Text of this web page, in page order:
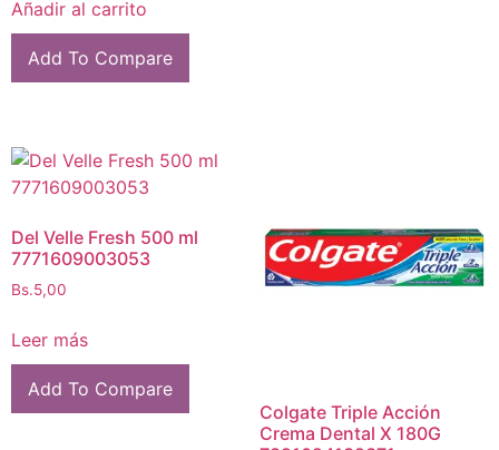
Añadir al carrito
Add To Compare
Del Velle Fresh 500 ml
7771609003053
Bs.5,00
Leer más
Add To Compare
Colgate Triple Acción
Crema Dental X 180G